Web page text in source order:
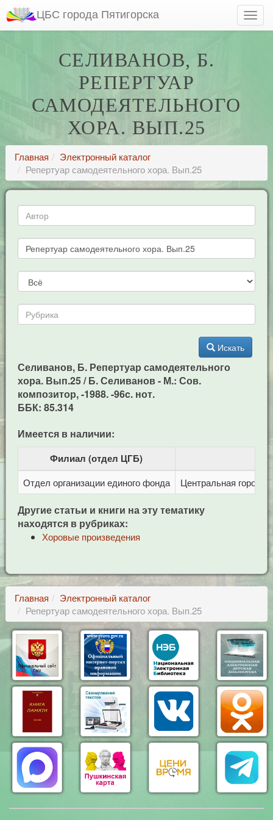
ЦБС города Пятигорска
СЕЛИВАНОВ, Б.
РЕПЕРТУАР
САМОДЕЯТЕЛЬНОГО
ХОРА. ВЫП.25
Главная
Электронный каталог
Репертуар самодеятельного хора. Вып.25
Искать
Селиванов, Б. Репертуар самодеятельного
хора. Вып.25 / Б. Селиванов - М.: Сов.
композитор, -1988. -96c. нот.
ББК: 85.314
Имеется в наличии:
Филиал (отдел ЦГБ)
Отдел организации единого фонда Центральная
Другие статьи и книги на эту тематику
находятся в рубриках:
Хоровые произведения
Главная
Электронный каталог
Репертуар самодеятельного хора. Вып.25